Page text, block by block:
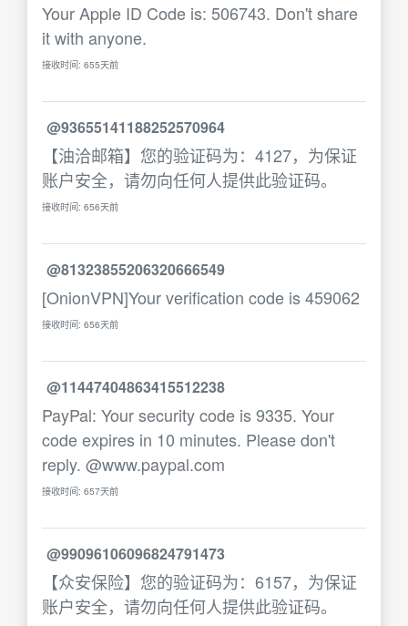
Your Apple ID Code is: 506743. Don't share
it with anyone.
接收时间: 655天前
@93655141188252570964
【油洽邮箱】您的验证码为：4127，为保证
账户安全，请勿向任何人提供此验证码。
接收时间: 656天前
@81323855206320666549
[OnionVPN]Your verification code is 459062
接收时间: 656天前
@11447404863415512238
PayPal: Your security code is 9335. Your
code expires in 10 minutes. Please don't
reply. @www.paypal.com
接收时间: 657天前
@99096106096824791473
【众安保险】您的验证码为：6157，为保证
账户安全，请勿向任何人提供此验证码。